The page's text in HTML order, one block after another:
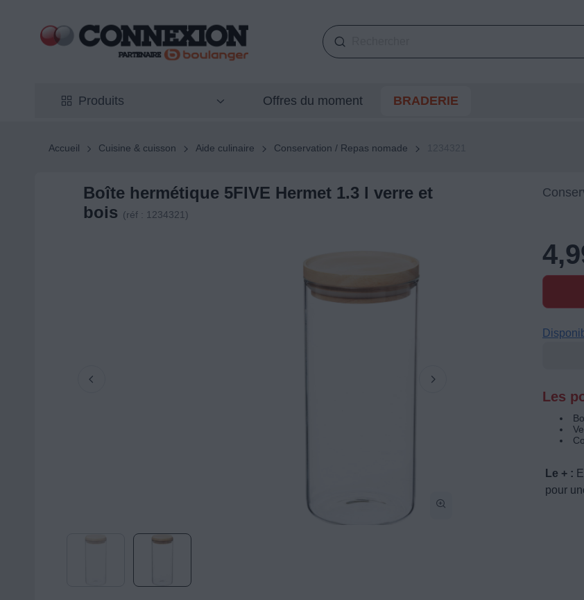
Produits Offres du moment BRADERIE
Accueil Cuisine & cuisson Aide culinaire Conservation / Repas nomade
Boîte hermétique 5FIVE Hermet 1.3 l verre et
bois (réf : 1234321)
Les
Le + :
pour